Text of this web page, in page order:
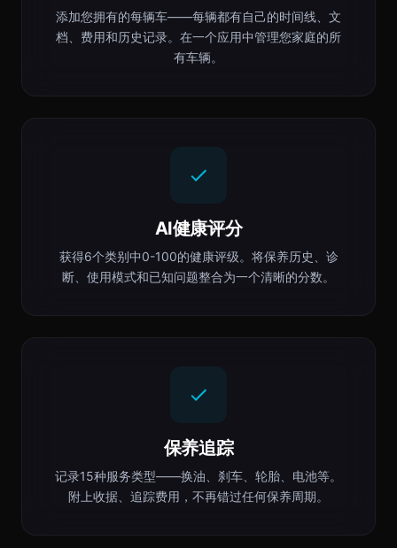
添加您拥有的每辆车——每辆都有自己的时间线、文
档、费用和历史记录。在一个应用中管理您家庭的所
有车辆。
AI健康评分
获得6个类别中0-100的健康评级。将保养历史、诊
断、使用模式和已知问题整合为一个清晰的分数。
保养追踪
记录15种服务类型——换油、刹车、轮胎、电池等。
附上收据、追踪费用，不再错过任何保养周期。